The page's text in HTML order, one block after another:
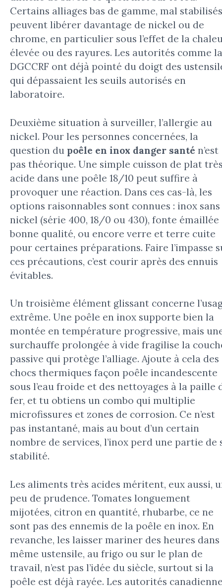
Certains alliages bas de gamme, mal
peuvent libérer davantage de nickel ou de
chrome, en particulier sous l’effet de la
élevée ou des rayures. Les autorités comme la
DGCCRF ont déjà pointé du doigt des
qui dépassaient les seuils autorisés en
laboratoire.
Deuxième situation à surveiller, l’allergie au
nickel. Pour les personnes concernées, la
question du poêle en inox danger santé n’est
pas théorique. Une simple cuisson de plat
acide dans une poêle 18/10 peut suffire à
provoquer une réaction. Dans ces cas-là, les
options raisonnables sont connues : inox sans
nickel (série 400, 18/0 ou 430), fonte émaillée
bonne qualité, ou encore verre et terre cuite
pour certaines préparations. Faire l’impasse
ces précautions, c’est courir après des ennuis
évitables.
Un troisième élément glissant concerne
extrême. Une poêle en inox supporte bien la
montée en température progressive, mais
surchauffe prolongée à vide fragilise la
passive qui protège l’alliage. Ajoute à cela des
chocs thermiques façon poêle incandescente
sous l’eau froide et des nettoyages à la paille
fer, et tu obtiens un combo qui multiplie
microfissures et zones de corrosion. Ce n’est
pas instantané, mais au bout d’un certain
nombre de services, l’inox perd une partie de
stabilité.
Les aliments très acides méritent, eux aussi,
peu de prudence. Tomates longuement
mijotées, citron en quantité, rhubarbe, ce ne
sont pas des ennemis de la poêle en inox. En
revanche, les laisser mariner des heures dans
même ustensile, au frigo ou sur le plan de
travail, n’est pas l’idée du siècle, surtout si la
poêle est déjà rayée. Les autorités